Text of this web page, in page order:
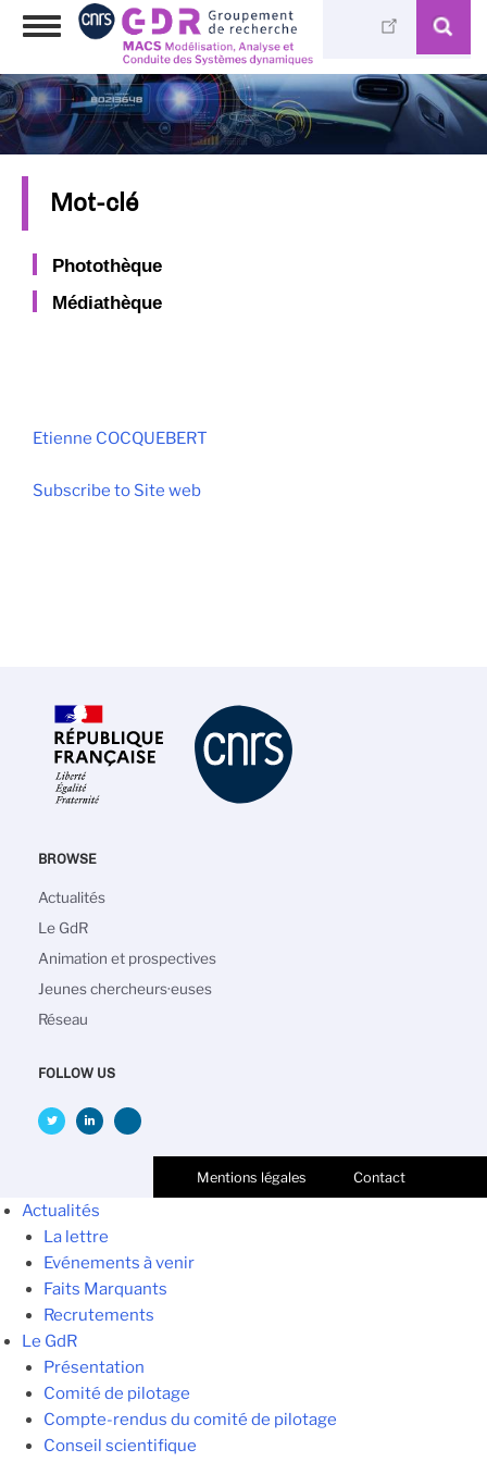
Skip
content
Toggle
Mot-clé
Photothèque
Médiathèque
Etienne COCQUEBERT
Subscribe to Site web
BROWSE
Main
navigation
Actualités
Le GdR
Animation et prospectives
Jeunes chercheurs·euses
Réseau
FOLLOW US
Mentions légales Contact
Actualités
La lettre
Evénements à venir
Faits Marquants
Recrutements
Le GdR
Présentation
Comité de pilotage
Compte-rendus du comité de pilotage
Conseil scientifique